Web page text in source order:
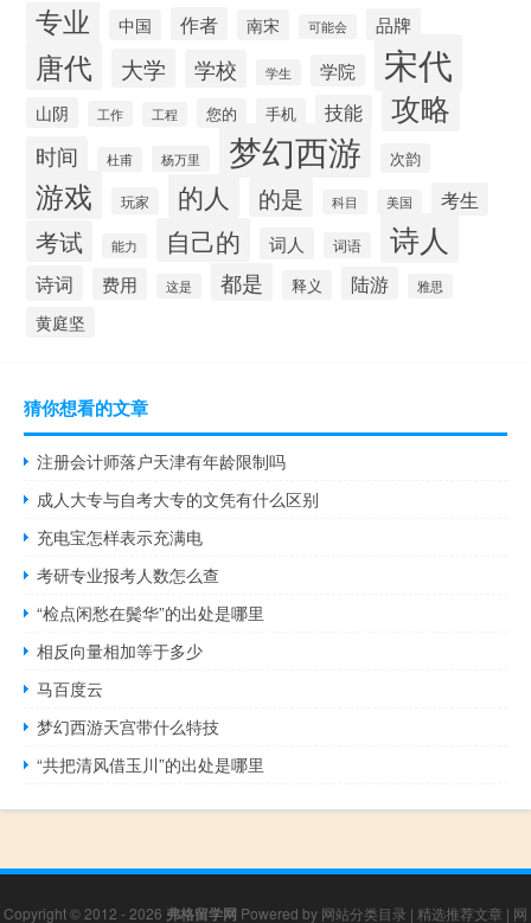
专业 中国 作者 南宋 可能会 品牌
唐代 大学 学校 学生 学院 宋代
山阴 工作 工程 您的 手机 技能 攻略
时间 杜甫 杨万里 梦幻西游 次韵
游戏 玩家 的人 的是 科目 美国 考生
考试 能力 自己的 词人 词语 诗人
诗词 费用 这是 都是 释义 陆游 雅思
黄庭坚
猜你想看的文章
注册会计师落户天津有年龄限制吗
成人大专与自考大专的文凭有什么区别
充电宝怎样表示充满电
考研专业报考人数怎么查
“检点闲愁在鬓华”的出处是哪里
相反向量相加等于多少
马百度云
梦幻西游天宫带什么特技
“共把清风借玉川”的出处是哪里
Copyright © 2012 - 2026 弗格留学网 Powered by 网站分类目录 | 精选推荐文章 | 网